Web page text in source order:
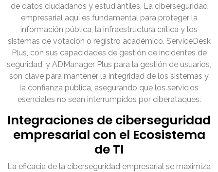
de datos ciudadanos y estudiantiles. La ciberseguridad
empresarial aquí es fundamental para proteger la
información pública, la infraestructura crítica y los
sistemas de votación o registro académico. ServiceDesk
Plus, con sus capacidades de gestión de incidentes de
seguridad, y ADManager Plus para la gestión de usuarios,
son clave para mantener la integridad de los sistemas y
la confianza pública, asegurando que los servicios
esenciales no sean interrumpidos por ciberataques.
Integraciones de ciberseguridad
empresarial con el Ecosistema
de TI
La eficacia de la ciberseguridad empresarial se maximiza